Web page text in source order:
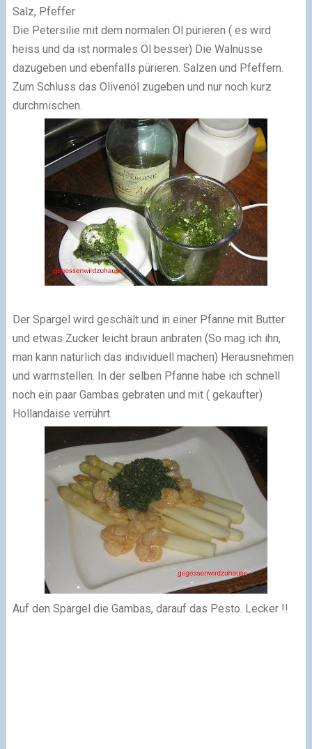
Salz, Pfeffer
Die Petersilie mit dem normalen Öl pürieren ( es wird
heiss und da ist normales Öl besser) Die Walnüsse
dazugeben und ebenfalls pürieren. Salzen und Pfeffern.
Zum Schluss das Olivenöl zugeben und nur noch kurz
durchmischen.
Der Spargel wird geschält und in einer Pfanne mit Butter
und etwas Zucker leicht braun anbraten (So mag ich ihn,
man kann natürlich das individuell machen) Herausnehmen
und warmstellen. In der selben Pfanne habe ich schnell
noch ein paar Gambas gebraten und mit ( gekaufter)
Hollandaise verrührt.
Auf den Spargel die Gambas, darauf das Pesto. Lecker !!